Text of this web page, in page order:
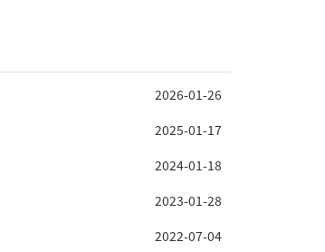
2026-01-26
2025-01-17
2024-01-18
2023-01-28
2022-07-04